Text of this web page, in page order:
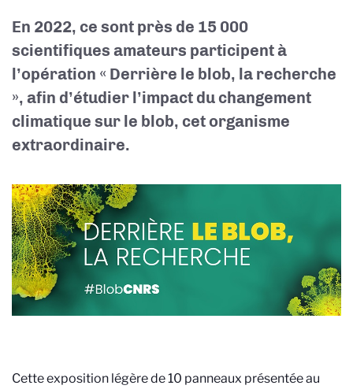
En 2022, ce sont près de 15 000
scientifiques amateurs participent à
l’opération « Derrière le blob, la recherche
», afin d’étudier l’impact du changement
climatique sur le blob, cet organisme
extraordinaire.
Cette exposition légère de 10 panneaux présentée au